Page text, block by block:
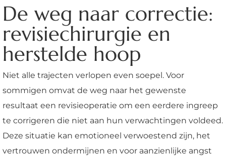
De weg naar correctie:
revisiechirurgie en
herstelde hoop
Niet alle trajecten verlopen even soepel. Voor
sommigen omvat de weg naar het gewenste
resultaat een revisieoperatie om een eerdere ingreep
te corrigeren die niet aan hun verwachtingen voldeed.
Deze situatie kan emotioneel verwoestend zijn, het
vertrouwen ondermijnen en voor aanzienlijke angst